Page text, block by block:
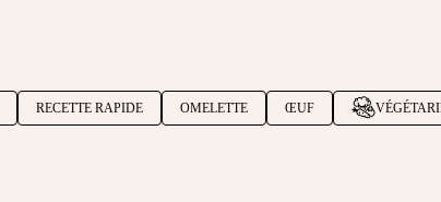
RECETTE RAPIDE OMELETTE ŒUF